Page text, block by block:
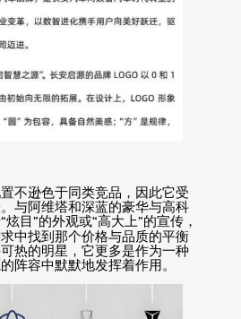
不逊色于同类竞品，因此它受
与阿维塔和深蓝的豪华与高科
“炫目 ”的外观或“高大上”的宣传，
中找到那个价格与品质的平衡
热的明星，它更多是作为一种
阵容中默默地发挥着作用。